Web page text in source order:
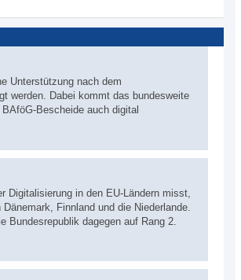
Unterstützung nach dem
werden. Dabei kommt das bundesweite
Bescheide auch digital
Digitalisierung in den EU-Ländern misst,
Finnland und die Niederlande.
Bundesrepublik dagegen auf Rang 2.